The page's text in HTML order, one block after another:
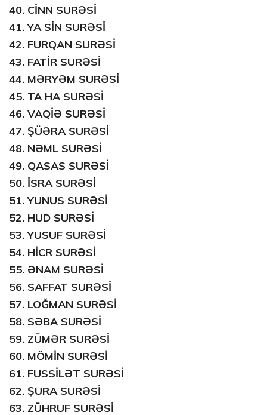
40. CİNN SURƏSİ
41.YA SİN SURƏSİ
42. FURQAN SURƏSİ
43. FATİR SURƏSİ
44. MƏRYƏM SURƏSİ
45. TA HA SURƏSİ
46. VAQİƏ SURƏSİ
47. ŞÜƏRA SURƏSİ
48. NƏML SURƏSİ
49. QASAS SURƏSİ
50. İSRA SURƏSİ
51.YUNUS SURƏSİ
52. HUD SURƏSİ
53.YUSUF SURƏSİ
54. HİCR SURƏSİ
55. ƏNAM SURƏSİ
56. SAFFAT SURƏSİ
57. LOĞMAN SURƏSİ
58. SƏBA SURƏSİ
59. ZÜMƏR SURƏSİ
60. MÖMİN SURƏSİ
61. FUSSİLƏT SURƏSİ
62. ŞURA SURƏSİ
63. ZÜHRUF SURƏSİ